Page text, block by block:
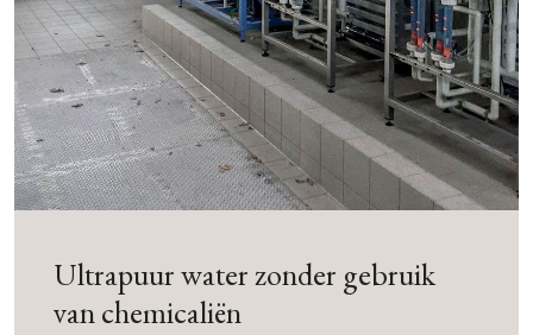
Ultrapuur water zonder gebruik
van chemicaliën